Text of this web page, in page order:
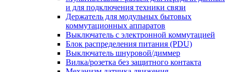
и для подключения техники связи
Держатель для модульных бытовых
коммутационных аппаратов
Выключатель с электронной коммутацией
Блок распределения питания (PDU)
Выключатель шнуровой/диммер
Вилка/розетка без защитного контакта